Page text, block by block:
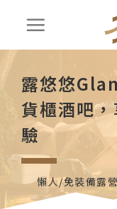
露悠悠
貨櫃酒吧
驗
懶人/免裝備露